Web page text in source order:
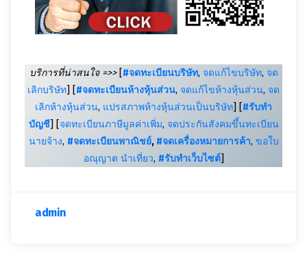
บริการที่น่าสนใจ =>>[#จดทะเบียนบริษัท, จดแก้ไขบริษัท, จด
เลิกบริษัท] [#จดทะเบียนห้างหุ้นส่วน, จดแก้ไขห้างหุ้นส่วน, จด
เลิกห้างหุ้นส่วน, แปรสภาพห้างหุ้นส่วนเป็นบริษัท] [#รับทำ
บัญชี] [จดทะเบียนภาษีมูลค่าเพิ่ม, จดประกันสังคมขึ้นทะเบียน
นายจ้าง, #จดทะเบียนพาณิชย์, #จดเครื่องหมายการค้า, ขอใบ
อณุญาต นำเที่ยว, #รับทำเว็บไซต์]
admin